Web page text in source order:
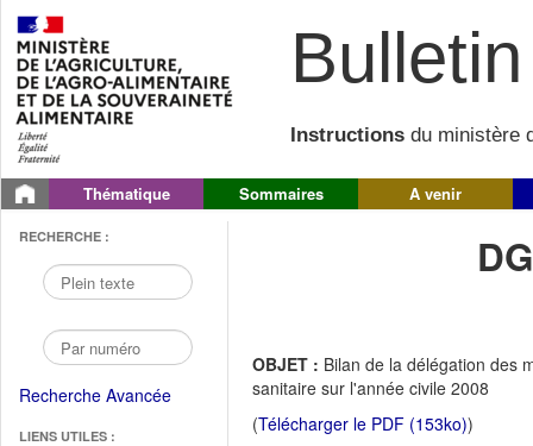
Instructions du ministère
Thématique Sommaires A venir
RECHERCHE :
Recherche Avancée
LIENS UTILES :
OBJET : Bilan de la délégation des
sanitaire sur l'année civile 2008
(Télécharger le PDF (153ko))